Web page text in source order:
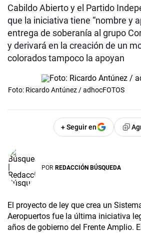
Cabildo Abierto y el Partido
que la iniciativa tiene “nombre y
entrega de soberanía al grupo
y derivará en la creación de un
colorados tampoco la apoyan
Foto: Ricardo Antúnez / adhocFOTOS
+ Seguir en
POR REDACCIÓN BÚSQUEDA
El proyecto de ley que crea un
Aeropuertos fue la última iniciativa
años de gobierno del Frente Amplio.